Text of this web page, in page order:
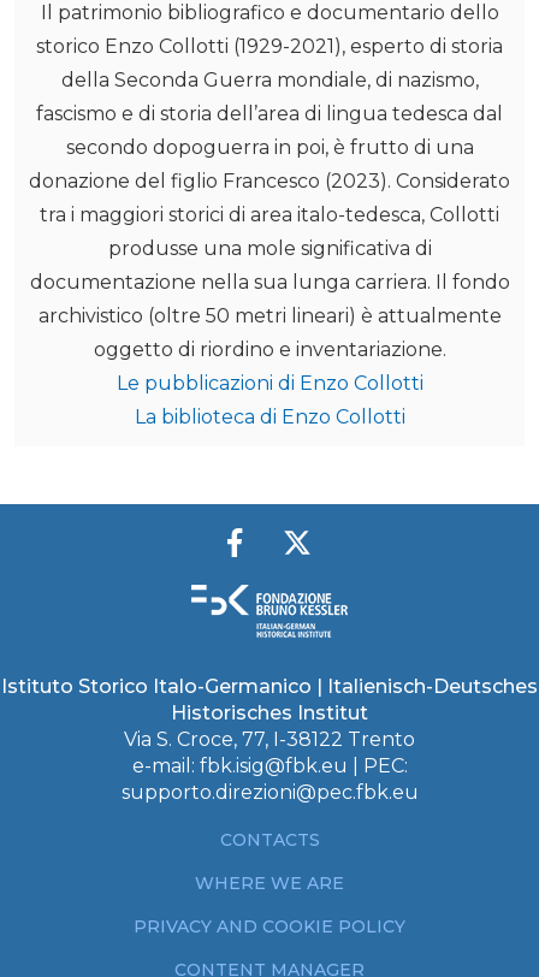
Il patrimonio bibliografico e documentario dello
storico Enzo Collotti (1929-2021), esperto di storia
della Seconda Guerra mondiale, di nazismo,
fascismo e di storia dell’area di lingua tedesca dal
secondo dopoguerra in poi, è frutto di una
donazione del figlio Francesco (2023). Considerato
tra i maggiori storici di area italo-tedesca, Collotti
produsse una mole significativa di
documentazione nella sua lunga carriera. Il fondo
archivistico (oltre 50 metri lineari) è attualmente
oggetto di riordino e inventariazione.
Le pubblicazioni di Enzo Collotti
La biblioteca di Enzo Collotti
Istituto Storico Italo-Germanico | Italienisch-Deutsches
Historisches Institut
Via S. Croce, 77, I-38122 Trento
e-mail: fbk.isig@fbk.eu | PEC:
supporto.direzioni@pec.fbk.eu
CONTACTS
WHERE WE ARE
PRIVACY AND COOKIE POLICY
CONTENT MANAGER